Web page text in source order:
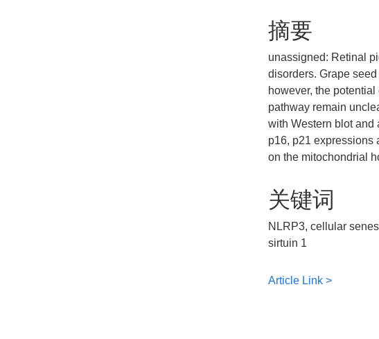
摘要
unassigned: Retinal
disorders. Grape
however, the
pathway remain
with Western blot and
p16, p21 expressions
on the mitochondrial
关键词
NLRP3, cellular
sirtuin 1
Article Link >